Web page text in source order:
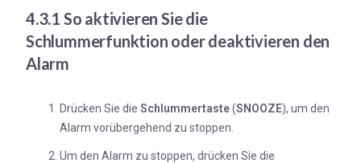
4.3.1 So aktivieren Sie die
Schlummerfunktion oder deaktivieren den
Alarm
Drücken Sie die Schlummertaste(SNOOZE), um den
Alarm vorübergehend zu stoppen.
Um den Alarm zu stoppen, drücken Sie die